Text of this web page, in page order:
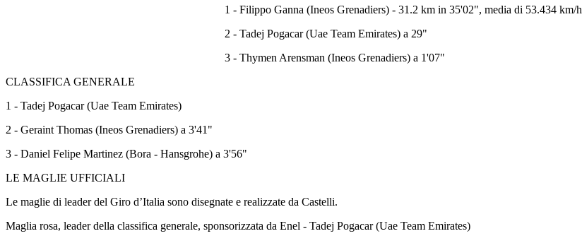
1 - Filippo Ganna (Ineos Grenadiers) - 31.2 km in 35'02", media di 53.434 km/h
2 - Tadej Pogacar (Uae Team Emirates) a 29"
3 - Thymen Arensman (Ineos Grenadiers) a 1'07"
CLASSIFICA GENERALE
1 - Tadej Pogacar (Uae Team Emirates)
2 - Geraint Thomas (Ineos Grenadiers) a 3'41"
3 - Daniel Felipe Martinez (Bora - Hansgrohe) a 3'56"
LE MAGLIE UFFICIALI
Le maglie di leader del Giro d’Italia sono disegnate e realizzate da Castelli.
Maglia rosa, leader della classifica generale, sponsorizzata da Enel - Tadej Pogacar (Uae Team Emirates)